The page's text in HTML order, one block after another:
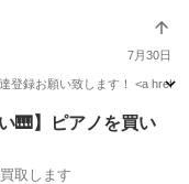
7月30日
登録お願い致します！ <a
🎹】ピアノを買い
取します